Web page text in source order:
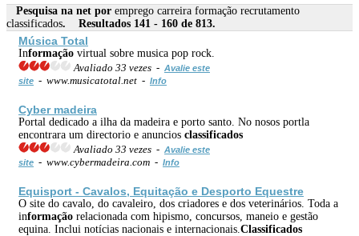
Pesquisa na net por emprego carreira formação recrutamento
classificados. Resultados 141 - 160 de 813.
Música Total
Informação virtual sobre musica pop rock.
Avaliado 33 vezes - Avalie este
site - www.musicatotal.net - Info
Cyber madeira
Portal dedicado a ilha da madeira e porto santo. No nosos portla
encontrara um directorio e anuncios classificados
Avaliado 33 vezes - Avalie este
site - www.cybermadeira.com - Info
Equisport - Cavalos, Equitação e Desporto Equestre
O site do cavalo, do cavaleiro, dos criadores e dos veterinários. Toda a
informação relacionada com hipismo, concursos, maneio e gestão
equina. Inclui notícias nacionais e internacionais. Classificados